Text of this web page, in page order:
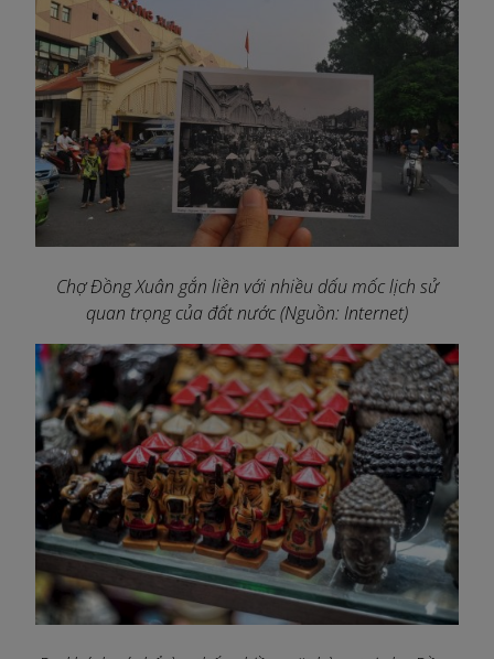
Chợ Đồng Xuân gắn liền với nhiều dấu mốc lịch sử
quan trọng của đất nước (Nguồn: Internet)